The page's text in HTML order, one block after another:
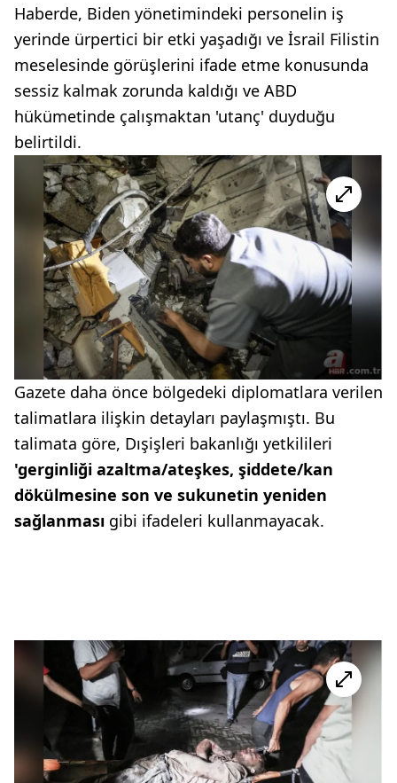
Haberde, Biden yönetimindeki personelin iş
yerinde ürpertici bir etki yaşadığı ve İsrail Filistin
meselesinde görüşlerini ifade etme konusunda
sessiz kalmak zorunda kaldığı ve ABD
hükümetinde çalışmaktan 'utanç' duyduğu
belirtildi.
Gazete daha önce bölgedeki diplomatlara verilen
talimatlara ilişkin detayları paylaşmıştı. Bu
talimata göre, Dışişleri bakanlığı yetkilileri
'gerginliği azaltma/ateşkes, şiddete/kan
dökülmesine son ve sukunetin yeniden
sağlanması gibi ifadeleri kullanmayacak.